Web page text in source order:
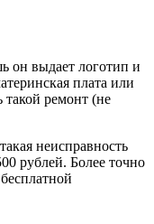
он выдает логотип и
плата или
ремонт (не
неисправность
рублей. Более точно